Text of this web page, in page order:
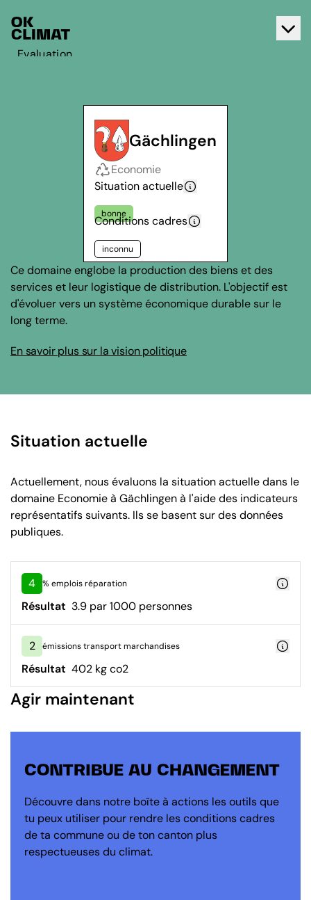
Evaluation
Gächlingen
Economie
Situation actuelle
bonne
Conditions cadres
inconnu
Ce domaine englobe la production des biens et des
services et leur logistique de distribution. L'objectif est
d'évoluer vers un système économique durable sur le
long terme.
En savoir plus sur la vision politique
Situation actuelle
Actuellement, nous évaluons la situation actuelle dans le
domaine Economie à Gächlingen à l'aide des indicateurs
représentatifs suivants. Ils se basent sur des données
publiques.
4 % emplois réparation
Résultat 3.9 par 1000 personnes
2 émissions transport marchandises
Résultat 402 kg co2
Agir maintenant
CONTRIBUE AU CHANGEMENT
Découvre dans notre boîte à actions les outils que
tu peux utiliser pour rendre les conditions cadres
de ta commune ou de ton canton plus
respectueuses du climat.